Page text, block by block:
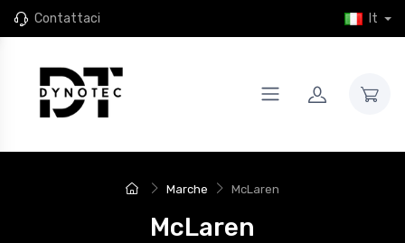
Contattaci It
Marche McLaren
McLaren